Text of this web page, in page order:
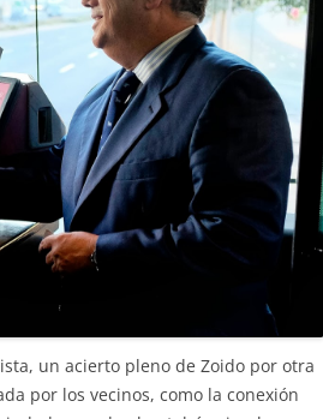
un acierto pleno de Zoido por otra
por los vecinos, como la conexión